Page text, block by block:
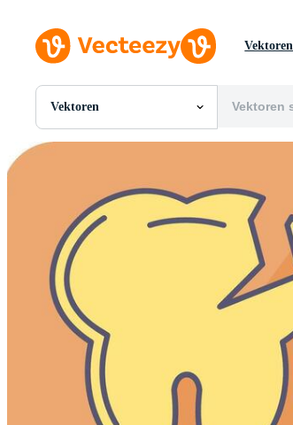
Vektoren
Vektoren
Alle Bilder
SVGs
Vorlagen
Vektoren
Videos
Redaktionelle Bilder
Redaktionelle Ereignisse